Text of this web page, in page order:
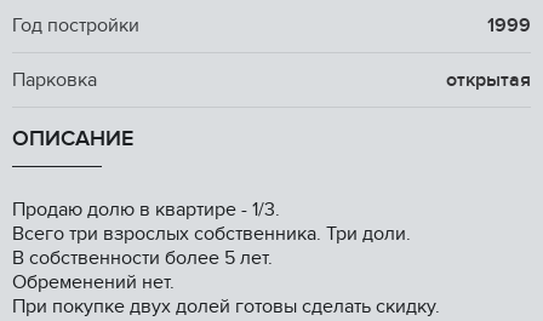
Год постройки 1999
Парковка открытая
ОПИСАНИЕ
Продаю долю в квартире - 1/3.
Всего три взрослых собственника. Три доли.
В собственности более 5 лет.
Обременений нет.
При покупке двух долей готовы сделать скидку.